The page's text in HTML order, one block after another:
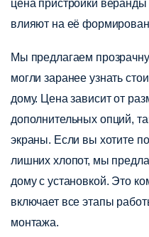
цена пристройки
влияют на её
Мы предлагаем
могли заранее узнать
дому. Цена зависит от
дополнительных опций,
экраны. Если вы хотите
лишних хлопот, мы
дому с установкой. Это
включает все этапы
монтажа.